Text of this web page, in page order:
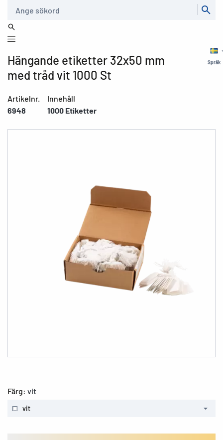
Språk
Hängande etiketter 32x50 mm
med tråd vit 1000 St
Artikelnr.
6948
Innehåll
1000 Etiketter
Färg: vit
vit